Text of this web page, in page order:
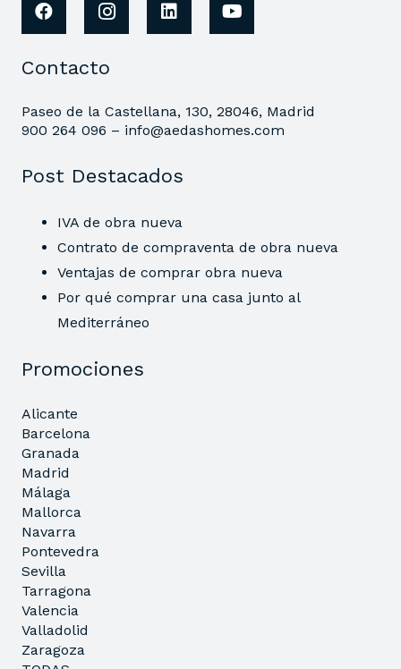
Contacto
Paseo de la Castellana, 130, 28046, Madrid
900 264 096 – info@aedashomes.com
Post Destacados
IVA de obra nueva
Contrato de compraventa de obra nueva
Ventajas de comprar obra nueva
Por qué comprar una casa junto al
Mediterráneo
Promociones
Alicante
Barcelona
Granada
Madrid
Málaga
Mallorca
Navarra
Pontevedra
Sevilla
Tarragona
Valencia
Valladolid
Zaragoza